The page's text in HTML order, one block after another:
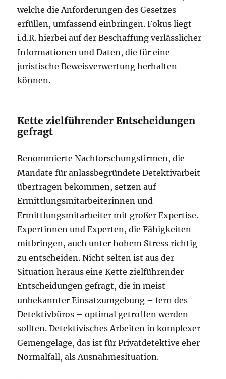
welche die Anforderungen des Gesetzes
erfüllen, umfassend einbringen. Fokus liegt
i.d.R. hierbei auf der Beschaffung verlässlicher
Informationen und Daten, die für eine
juristische Beweisverwertung herhalten
können.
Kette zielführender Entscheidungen
gefragt
Renommierte Nachforschungsfirmen, die
Mandate für anlassbegründete Detektivarbeit
übertragen bekommen, setzen auf
Ermittlungsmitarbeiterinnen und
Ermittlungsmitarbeiter mit großer Expertise.
Expertinnen und Experten, die Fähigkeiten
mitbringen, auch unter hohem Stress richtig
zu entscheiden. Nicht selten ist aus der
Situation heraus eine Kette zielführender
Entscheidungen gefragt, die in meist
unbekannter Einsatzumgebung – fern des
Detektivbüros – optimal getroffen werden
sollten. Detektivisches Arbeiten in komplexer
Gemengelage, das ist für Privatdetektive eher
Normalfall, als Ausnahmesituation.